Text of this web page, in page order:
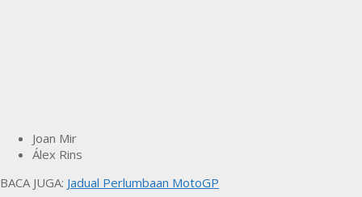
Joan Mir
Álex Rins
BACA JUGA: Jadual Perlumbaan MotoGP